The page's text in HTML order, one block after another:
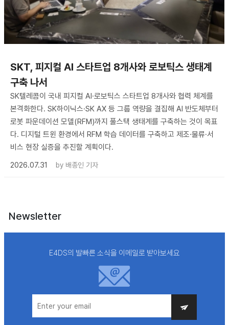
SKT, 피지컬 AI 스타트업 8개사와 로보틱스 생태계
구축 나서
SK텔레콤이 국내 피지컬 AI·로보틱스 스타트업 8개사와 협력 체계를
본격화한다. SK하이닉스·SK AX 등 그룹 역량을 결집해 AI 반도체부터
로봇 파운데이션 모델(RFM)까지 풀스택 생태계를 구축하는 것이 목표
다. 디지털 트윈 환경에서 RFM 학습 데이터를 구축하고 제조·물류·서
비스 현장 실증을 추진할 계획이다.
2026.07.31
by 배종인 기자
Newsletter
E4DS의 발빠른 소식을 이메일로 받아보세요